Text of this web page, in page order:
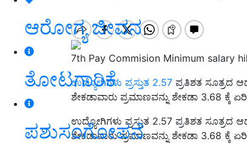
ಆರೋಗ್ಯ ಜೀವನ
ತೋಟಗಾರಿಕೆ
ಪಶುಸಂಗೋಪನೆ
7th Pay Commision Minimum salary
ಉದ್ಯೋಗಿಗಳು ಪ್ರಸ್ತುತ 2.57 ಪ್ರತಿಶತ ಸೂತ್ರದ
ಶೇಕಡಾವಾರು ಪ್ರಮಾಣವನ್ನು ಶೇಕಡಾ 3.68 ಕ್ಕೆ
ಉದ್ಯೋಗಿಗಳು ಪ್ರಸ್ತುತ 2.57 ಪ್ರತಿಶತ ಸೂತ್ರದ
ಶೇಕಡಾವಾರು ಪ್ರಮಾಣವನ್ನು ಶೇಕಡಾ 3.68 ಕ್ಕೆ